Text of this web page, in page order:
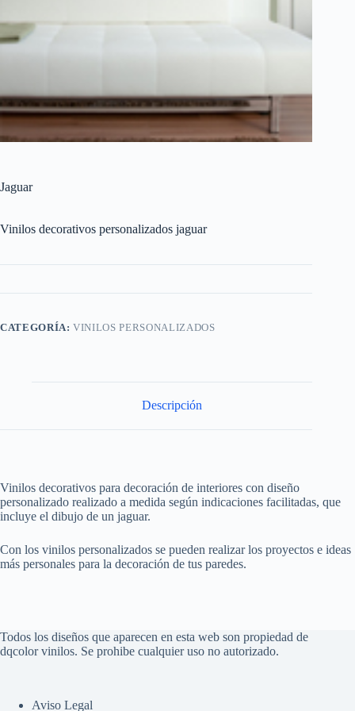
Jaguar
Vinilos decorativos personalizados jaguar
CATEGORÍA:VINILOS PERSONALIZADOS
Descripción
Vinilos decorativos para decoración de interiores con diseño
personalizado realizado a medida según indicaciones facilitadas, que
incluye el dibujo de un jaguar.
Con los vinilos personalizados se pueden realizar los proyectos e ideas
más personales para la decoración de tus paredes.
Todos los diseños que aparecen en esta web son propiedad de
dqcolor vinilos. Se prohibe cualquier uso no autorizado.
Aviso Legal